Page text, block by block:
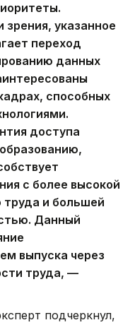
зрения, указанное
переход
данных
способных
доступа
с более высокой
и большей
Данный
выпуска через
труда, —
подчеркнул,